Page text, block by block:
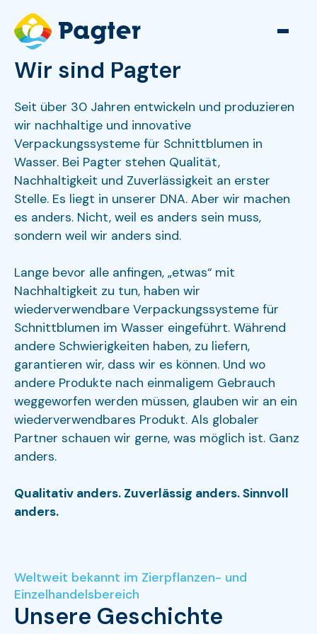
Wir sind Pagter
Seit über 30 Jahren entwickeln und produzieren
wir nachhaltige und innovative
Verpackungssysteme für Schnittblumen in
Wasser. Bei Pagter stehen Qualität,
Nachhaltigkeit und Zuverlässigkeit an erster
Stelle. Es liegt in unserer DNA. Aber wir machen
es anders. Nicht, weil es anders sein muss,
sondern weil wir anders sind.
Lange bevor alle anfingen, „etwas“ mit
Nachhaltigkeit zu tun, haben wir
wiederverwendbare Verpackungssysteme für
Schnittblumen im Wasser eingeführt. Während
andere Schwierigkeiten haben, zu liefern,
garantieren wir, dass wir es können. Und wo
andere Produkte nach einmaligem Gebrauch
weggeworfen werden müssen, glauben wir an ein
wiederverwendbares Produkt. Als globaler
Partner schauen wir gerne, was möglich ist. Ganz
anders.
Qualitativ anders. Zuverlässig anders. Sinnvoll
anders.
Weltweit bekannt im Zierpflanzen- und
Einzelhandelsbereich
Unsere Geschichte